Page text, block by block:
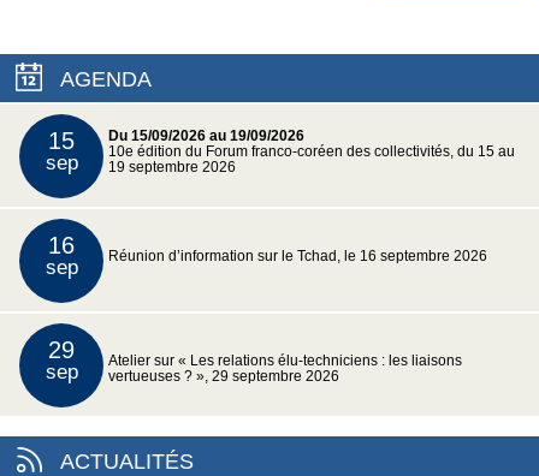
AGENDA
15
sep
Du 15/09/2026 au 19/09/2026
10e édition du Forum franco-coréen des collectivités, du 15 au
19 septembre 2026
16
sep Réunion d’information sur le Tchad, le 16 septembre 2026
29
sep
Atelier sur « Les relations élu-techniciens : les liaisons
vertueuses ? », 29 septembre 2026
ACTUALITÉS